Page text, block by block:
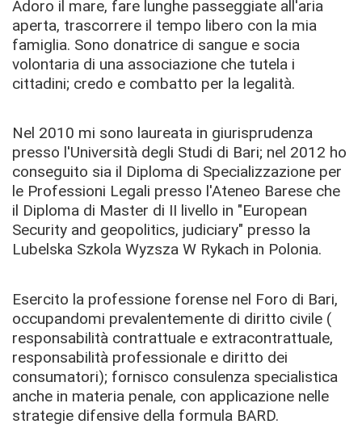
Adoro il mare, fare lunghe passeggiate all'aria
aperta, trascorrere il tempo libero con la mia
famiglia. Sono donatrice di sangue e socia
volontaria di una associazione che tutela i
cittadini; credo e combatto per la legalità.
Nel 2010 mi sono laureata in giurisprudenza
presso l'Università degli Studi di Bari; nel 2012 ho
conseguito sia il Diploma di Specializzazione per
le Professioni Legali presso l'Ateneo Barese che
il Diploma di Master di II livello in "European
Security and geopolitics, judiciary" presso la
Lubelska Szkola Wyzsza W Rykach in Polonia.
Esercito la professione forense nel Foro di Bari,
occupandomi prevalentemente di diritto civile (
responsabilità contrattuale e extracontrattuale,
responsabilità professionale e diritto dei
consumatori); fornisco consulenza specialistica
anche in materia penale, con applicazione nelle
strategie difensive della formula BARD.